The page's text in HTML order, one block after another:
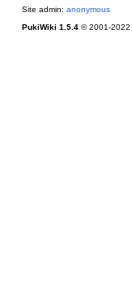
Site admin: anonymous
PukiWiki 1.5.4© 2001-2022